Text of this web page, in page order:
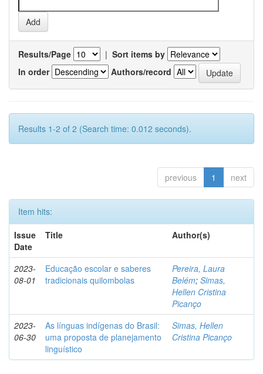
Results/Page | Sort items by
In order
Authors/record
Results 1-2 of 2 (Search time: 0.012 seconds).
previous 1 next
Item hits:
Issue
Date
Title Author(s)
2023-
08-01
Educação escolar e saberes
tradicionais quilombolas
Pereira, Laura
Belém; Simas,
Hellen Cristina
Picanço
2023-
06-30
As línguas indígenas do Brasil:
uma proposta de planejamento
linguístico
Simas, Hellen
Cristina Picanço